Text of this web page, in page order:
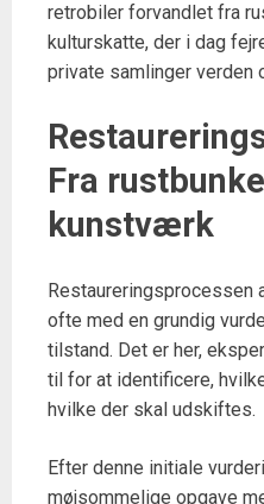
retrobiler forvandlet fra
kulturskatte, der i dag
private samlinger verden
Fra
kunstværk
Restaureringsprocessen
ofte med en grundig
tilstand. Det er her,
til for at identificere,
hvilke der skal udskiftes.
Efter denne initiale
møjsommelige opgave